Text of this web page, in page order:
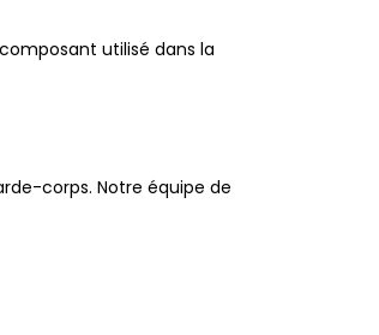
utilisé dans la
corps. Notre équipe de